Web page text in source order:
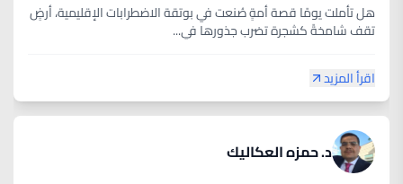
هل تأملت يومًا قصة أمةٍ صُنعت في بوتقة الاضطرابات الإقليمية، أرضٍ
تقف شامخةً كشجرة تضرب جذورها في...
اقرأ المزيد
د. حمزه العكاليك